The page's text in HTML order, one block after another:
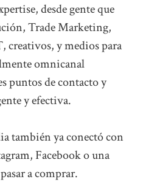
desde gente que
Trade Marketing,
creativos, y medios para
omnicanal
puntos de contacto y
y efectiva.
también ya conectó con
Facebook o una
a comprar.